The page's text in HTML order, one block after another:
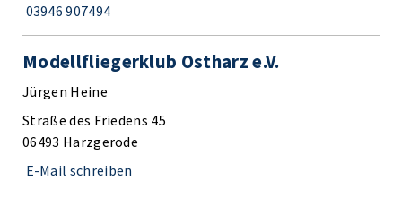
03946 907494
Modellfliegerklub Ostharz e.V.
Jürgen Heine
Straße des Friedens 45
06493 Harzgerode
E-Mail schreiben